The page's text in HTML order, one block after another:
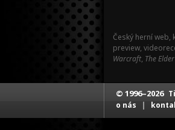
Český herní
preview,
Warcraft, The
© 1996–2026
o nás |